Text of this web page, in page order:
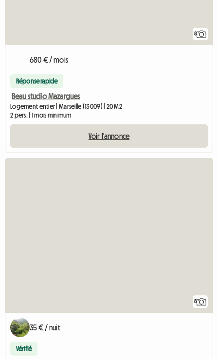
8
680 € / mois
Réponse rapide
Beau studio Mazargues
Logement entier | Marseille (13009) | 20 M2
2 pers. | 1 mois minimum
Voir l'annonce
8
35 € / nuit
Vérifié